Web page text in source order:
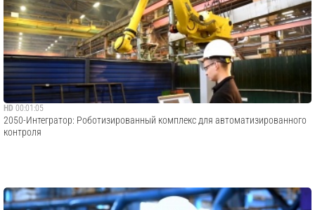
HD 00:01:05
​2050-Интегратор: Роботизированный комплекс для автоматизированного
контроля